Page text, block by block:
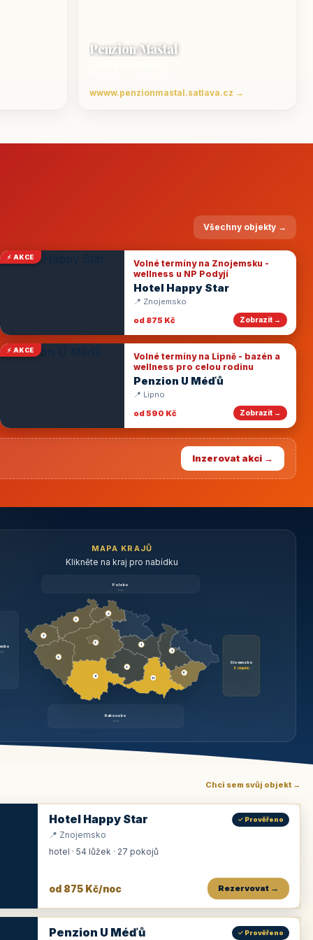
Penzion Maštal
wwww.penzionmastal.satlava.cz →
Všechny objekty →
⚡ AKCE
Volné termíny na Znojemsku -
wellness u NP Podyjí
Hotel Happy Star
📍 Znojemsko
od 875 Kč
Zobrazit →
⚡ AKCE
Volné termíny na Lipně - bazén a
wellness pro celou rodinu
Penzion U Méďů
📍 Lipno
od 590 Kč
Zobrazit →
Inzerovat akci →
MAPA KRAJŮ
Klikněte na kraj pro nabídku
Polsko
brzy
Slovensko
6 objektů
Rakousko
brzy
3
9
3
3
3
3
1
2
11
1
6
Chci sem svůj objekt →
Hotel Happy Star ✓ Prověřeno
📍 Znojemsko
hotel · 54 lůžek · 27 pokojů
od 875 Kč/noc Rezervovat →
Penzion U Méďů ✓ Prověřeno